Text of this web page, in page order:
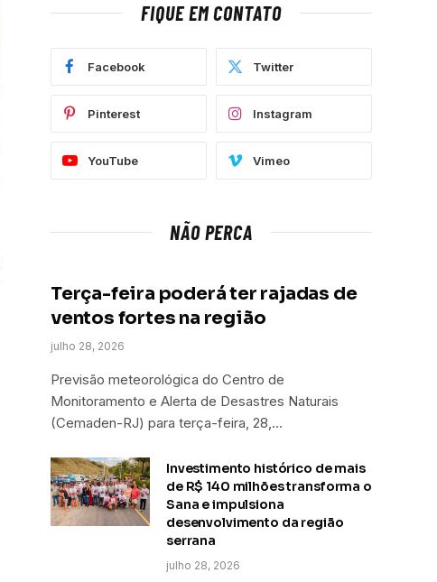
FIQUE EM CONTATO
Facebook Twitter
Pinterest Instagram
YouTube Vimeo
NÃO PERCA
Terça-feira poderá ter rajadas de
ventos fortes na região
julho 28, 2026
Previsão meteorológica do Centro de
Monitoramento e Alerta de Desastres Naturais
(Cemaden-RJ) para terça-feira, 28,…
Investimento histórico de mais
de R$ 140 milhões transforma o
Sana e impulsiona
desenvolvimento da região
serrana
julho 28, 2026